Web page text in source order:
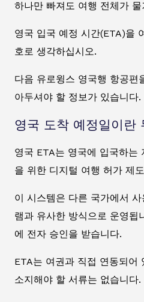
하나만 빠져도 여행 전체가
영국 입국 예정 시간(ETA)을
호로 생각하십시오.
다음 유로윙스 영국행 항공편
아두셔야 할 정보가 있습니다.
영국 도착 예정일이란
영국 ETA는 영국에 입국하는
을 위한 디지털 여행 허가 제
이 시스템은 다른 국가에서
램과 유사한 방식으로 운영됩
에 전자 승인을 받습니다.
ETA는 여권과 직접 연동되어
소지해야 할 서류는 없습니다.